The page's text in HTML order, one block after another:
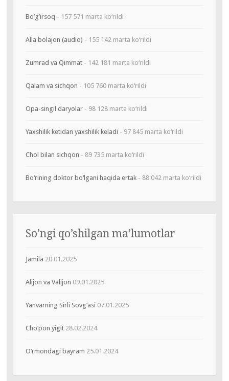
Bo’g’irsoq - 157 571 marta ko‘rildi
Alla bolajon (audio) - 155 142 marta ko‘rildi
Zumrad va Qimmat- 142 181 marta ko‘rildi
Qalam va sichqon - 105 760 marta ko‘rildi
Opa-singil daryolar- 98 128 marta ko‘rildi
Yaxshilik ketidan yaxshilik keladi - 97 845 marta ko‘rildi
Chol bilan sichqon - 89 735 marta ko‘rildi
Bo‘rining doktor bo‘lgani haqida ertak- 88 042 marta ko‘rildi
So’ngi qo’shilgan ma’lumotlar
Jamila 20.01.2025
Alijon va Valijon 09.01.2025
Yanvarning Sirli Sovg‘asi 07.01.2025
Cho‘pon yigit 28.02.2024
O‘rmondagi bayram 25.01.2024